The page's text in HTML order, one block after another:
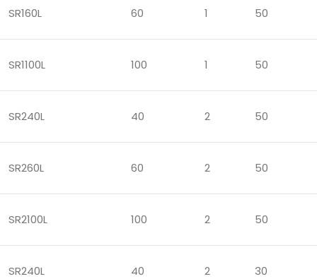
SR160L 60 1 50
SR1100L 100 1 50
SR240L 40 2 50
SR260L 60 2 50
SR2100L 100 2 50
SR240L 40 2 30